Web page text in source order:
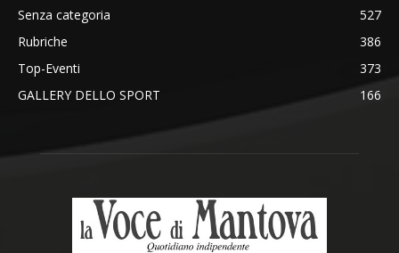
Senza categoria
527
Rubriche
386
Top-Eventi
373
GALLERY DELLO SPORT
166